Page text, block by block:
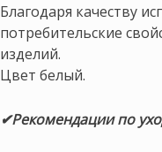
Благодаря качеству
потребительские
изделий.
Цвет белый.
✔Рекомендации по